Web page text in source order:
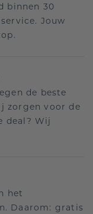
binnen 30
Jouw
de beste
zorgen voor de
deal? Wij
het
Daarom: gratis